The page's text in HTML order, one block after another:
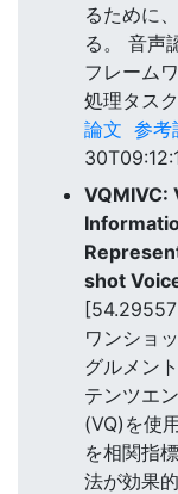
るために
る。 音声
フレーム
処理タス
論文 参考
VQMIVC:
shot
ワンショ
グルメン
テンツエ
(VQ)を使
を相関指
法が効果